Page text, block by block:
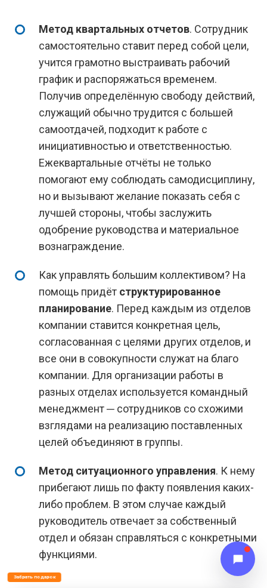
Метод квартальных отчетов. Сотрудник
самостоятельно ставит перед собой цели,
учится грамотно выстраивать рабочий
график и распоряжаться временем.
Получив определённую свободу действий,
служащий обычно трудится с большей
самоотдачей, подходит к работе с
инициативностью и ответственностью.
Ежеквартальные отчёты не только
помогают ему соблюдать самодисциплину,
но и вызывают желание показать себя с
лучшей стороны, чтобы заслужить
одобрение руководства и материальное
вознаграждение.
Как управлять большим коллективом? На
помощь придёт структурированное
планирование. Перед каждым из отделов
компании ставится конкретная цель,
согласованная с целями других отделов, и
все они в совокупности служат на благо
компании. Для организации работы в
разных отделах используется командный
менеджмент ─ сотрудников со схожими
взглядами на реализацию поставленных
целей объединяют в группы.
Метод ситуационного управления. К нему
прибегают лишь по факту появления каких-
либо проблем. В этом случае каждый
руководитель отвечает за собственный
отдел и обязан справляться с конкретными
функциями.
Забрать подарок